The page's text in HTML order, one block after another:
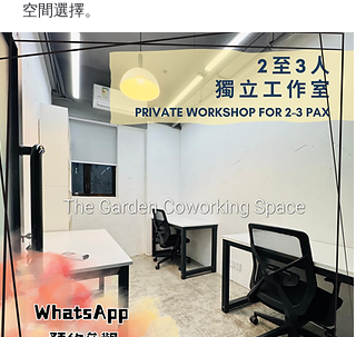
空間選擇。